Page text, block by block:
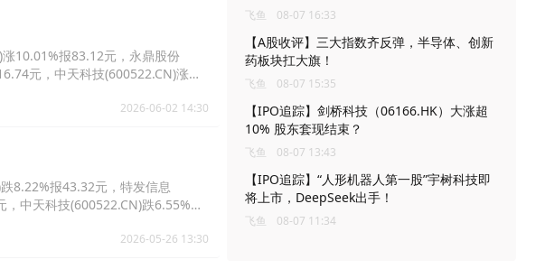
10.01%报83.12元，永鼎股份
元，中天科技(600522.CN)涨
2026-06-02 14:30
8.22%报43.32元，特发信息
中天科技(600522.CN)跌6.55%报
2026-05-26 13:30
飞鱼 08-07 16:33
【A股收评】三大指数齐反弹，半导体、创新
药板块扛大旗！
飞鱼 08-07 15:35
【IPO追踪】剑桥科技（06166.HK）大涨超
10% 股东套现结束？
飞鱼 08-07 13:43
【IPO追踪】“人形机器人第一股”宇树科技即
将上市，DeepSeek出手！
飞鱼 08-07 11:34